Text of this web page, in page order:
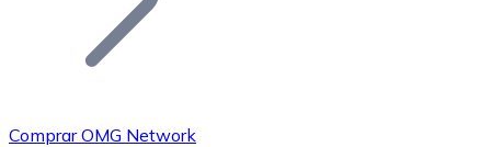
Comprar OMG Network